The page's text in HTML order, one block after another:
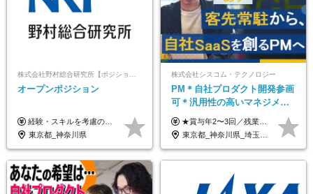
株式会社野村総合研究所【ポジションマッチ登録】
オープンポジション
経験・スキルを考慮の上、決定します。
東京都_神奈川県
株式会社シスコム・テクノロジー
PM＊自社プロダクト開発参画
可＊汎用性の高いマネジメン
トスキル＊年収1000万以上可
★賞与年2〜3回／残業代全額支給／子ども手当（月1万円）／誕生日手当（年1回1万円）★ ＜初年度の想定年収:600万円～800万円＞ 月給50万7000円～70万4000円＋賞与年2回＋決算賞与 ※経験・能力を考慮のうえ決定します。 ※専門性を高めながらチームを牽引する「プロジェクト推進力」を高く評価し、給与へダイレクトに反映します。 ※試用期間6ヶ月（待遇変動なし） 年収800万円以上も⽬指せます。 経験・スキル・前職給与を最大限に考慮し、 ご納得いただける条件を提示します。 【賞与】 年2〜3回支給（7月・12月＋業績により決算賞与） 当社では、目の前の案件による固定報酬だけが評価の全てではありません。 メンバー育成、現場でのポジション拡大、 ナレッジの共有、そして組織づくりへの参画など、 「会社への貢献度（ビジネスプロセス）」 を昇給・賞与へダイレクトに反映しています。 専門性を高める「技術」と、チームを前進させる「プロジェクト推進」。 この両輪を回すことで、確かなスキル成長と年収アップを同時に実現できる環境です。
東京都_神奈川県_埼玉県_千葉県